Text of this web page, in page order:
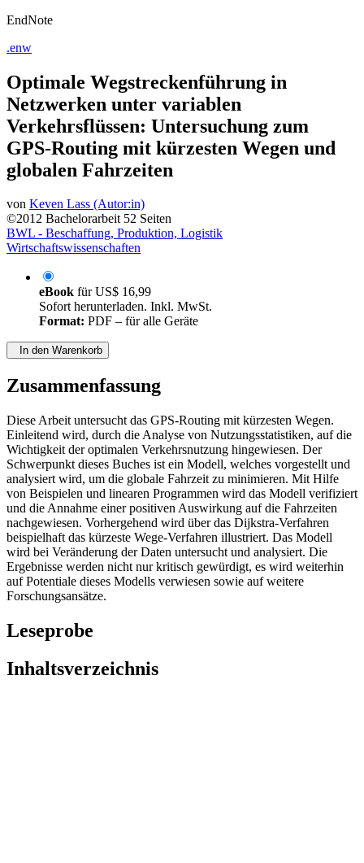
EndNote
.enw
Optimale Wegstreckenführung in
Netzwerken unter variablen
Verkehrsflüssen: Untersuchung zum
GPS-Routing mit kürzesten Wegen und
globalen Fahrzeiten
von Keven Lass (Autor:in)
©2012 Bachelorarbeit 52 Seiten
BWL - Beschaffung, Produktion, Logistik
Wirtschaftswissenschaften
eBook fürUS$ 16,99
Sofort herunterladen. Inkl. MwSt.
Format: PDF – für alle Geräte
In den Warenkorb
Zusammenfassung
Diese Arbeit untersucht das GPS-Routing mit kürzesten Wegen.
Einleitend wird, durch die Analyse von Nutzungsstatistiken, auf die
Wichtigkeit der optimalen Verkehrsnutzung hingewiesen. Der
Schwerpunkt dieses Buches ist ein Modell, welches vorgestellt und
analysiert wird, um die globale Fahrzeit zu minimieren. Mit Hilfe
von Beispielen und linearen Programmen wird das Modell verifiziert
und die Annahme einer positiven Auswirkung auf die Fahrzeiten
nachgewiesen. Vorhergehend wird über das Dijkstra-Verfahren
beispielhaft das kürzeste Wege-Verfahren illustriert. Das Modell
wird bei Veränderung der Daten untersucht und analysiert. Die
Ergebnisse werden nicht nur kritisch gewürdigt, es wird weiterhin
auf Potentiale dieses Modells verwiesen sowie auf weitere
Forschungsansätze.
Leseprobe
Inhaltsverzeichnis